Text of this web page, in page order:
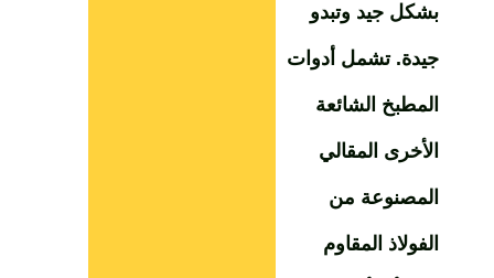
بشكل جيد وتبدو
جيدة. تشمل أدوات
المطبخ الشائعة
الأخرى المقالي
المصنوعة من
الفولاذ المقاوم